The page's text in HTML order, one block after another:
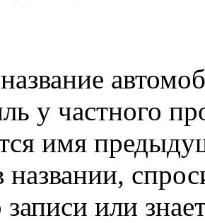
у частного
имя
названии,
записи или